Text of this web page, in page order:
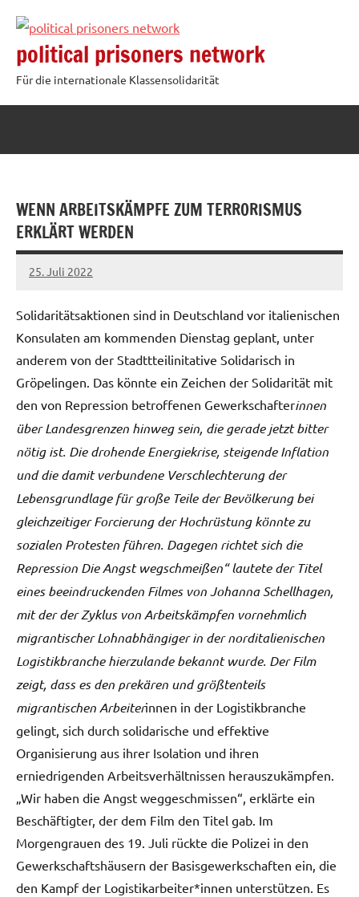
Inhalt
springen
political prisoners network
Für die internationale Klassensolidarität
WENN ARBEITSKÄMPFE ZUM TERRORISMUS
ERKLÄRT WERDEN
25. Juli 2022
network
Solidaritätsaktionen sind in Deutschland vor italienischen
Konsulaten am kommenden Dienstag geplant, unter
anderem von der Stadttteilinitative Solidarisch in
Gröpelingen. Das könnte ein Zeichen der Solidarität mit
den von Repression betroffenen Gewerkschafterinnen
über Landesgrenzen hinweg sein, die gerade jetzt bitter
nötig ist. Die drohende Energiekrise, steigende Inflation
und die damit verbundene Verschlechterung der
Lebensgrundlage für große Teile der Bevölkerung bei
gleichzeitiger Forcierung der Hochrüstung könnte zu
sozialen Protesten führen. Dagegen richtet sich die
Repression Die Angst wegschmeißen“ lautete der Titel
eines beeindruckenden Filmes von Johanna Schellhagen,
mit der der Zyklus von Arbeitskämpfen vornehmlich
migrantischer Lohnabhängiger in der norditalienischen
Logistikbranche hierzulande bekannt wurde. Der Film
zeigt, dass es den prekären und größtenteils
migrantischen Arbeiterinnen in der Logistikbranche
gelingt, sich durch solidarische und effektive
Organisierung aus ihrer Isolation und ihren
erniedrigenden Arbeitsverhältnissen herauszukämpfen.
„Wir haben die Angst weggeschmissen“, erklärte ein
Beschäftigter, der dem Film den Titel gab. Im
Morgengrauen des 19. Juli rückte die Polizei in den
Gewerkschaftshäusern der Basisgewerkschaften ein, die
den Kampf der Logistikarbeiter*innen unterstützen. Es